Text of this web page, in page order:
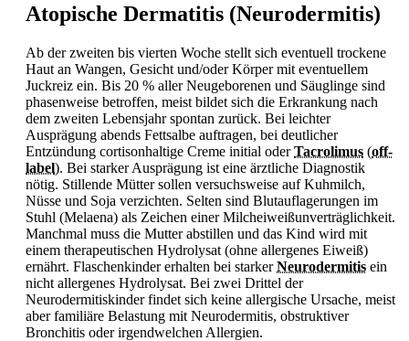
Atopische Dermatitis (Neurodermitis)
Ab der zweiten bis vierten Woche stellt sich eventuell trockene
Haut an Wangen, Gesicht und/oder Körper mit eventuellem
Juckreiz ein. Bis 20 % aller Neugeborenen und Säuglinge sind
phasenweise betroffen, meist bildet sich die Erkrankung nach
dem zweiten Lebensjahr spontan zurück. Bei leichter
Ausprägung abends Fettsalbe auftragen, bei deutlicher
Entzündung cortisonhaltige Creme initial oderTacrolimus (off-
label). Bei starker Ausprägung ist eine ärztliche Diagnostik
nötig. Stillende Mütter sollen versuchsweise auf Kuhmilch,
Nüsse und Soja verzichten. Selten sind Blutauflagerungen im
Stuhl (Melaena) als Zeichen einer Milcheiweißunverträglichkeit.
Manchmal muss die Mutter abstillen und das Kind wird mit
einem therapeutischen Hydrolysat (ohne allergenes Eiweiß)
ernährt. Flaschenkinder erhalten bei starkerNeurodermitis ein
nicht allergenes Hydrolysat. Bei zwei Drittel der
Neurodermitiskinder findet sich keine allergische Ursache, meist
aber familiäre Belastung mit Neurodermitis, obstruktiver
Bronchitis oder irgendwelchen Allergien.